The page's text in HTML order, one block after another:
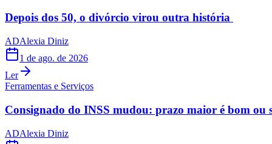
Depois dos 50, o divórcio virou outra história
ADAlexia Diniz
1 de ago. de 2026
Ler
Ferramentas e Serviços
Consignado do INSS mudou: prazo maior é bom ou
ADAlexia Diniz